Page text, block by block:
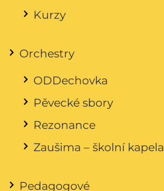
Kurzy
Orchestry
ODDechovka
Pěvecké sbory
Rezonance
Zaušima – školní kapela
Pedagogové